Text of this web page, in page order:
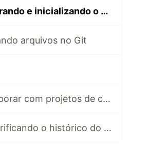
[Tutorial] Instalando, configurando e inicializando o Git no Linux
arquivos no Git
[Tutorial Git] fork: Como colaborar com projetos de código aberto
[Tutorial Git] git log/reflog: Verificando o histórico do git